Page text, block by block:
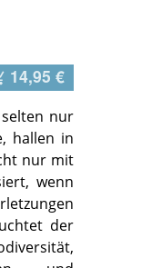
14,95 €
nur
hallen in
nur mit
wenn
der